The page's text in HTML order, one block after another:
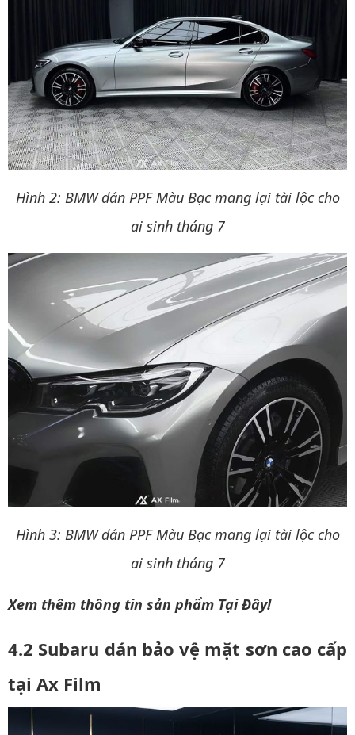
Hình 2: BMW dán PPF Màu Bạc mang lại tài lộc cho
ai sinh tháng 7
Hình 3: BMW dán PPF Màu Bạc mang lại tài lộc cho
ai sinh tháng 7
Xem thêm thông tin sản phẩm Tại Đây!
4.2 Subaru dán bảo vệ mặt sơn cao cấp
tại Ax Film